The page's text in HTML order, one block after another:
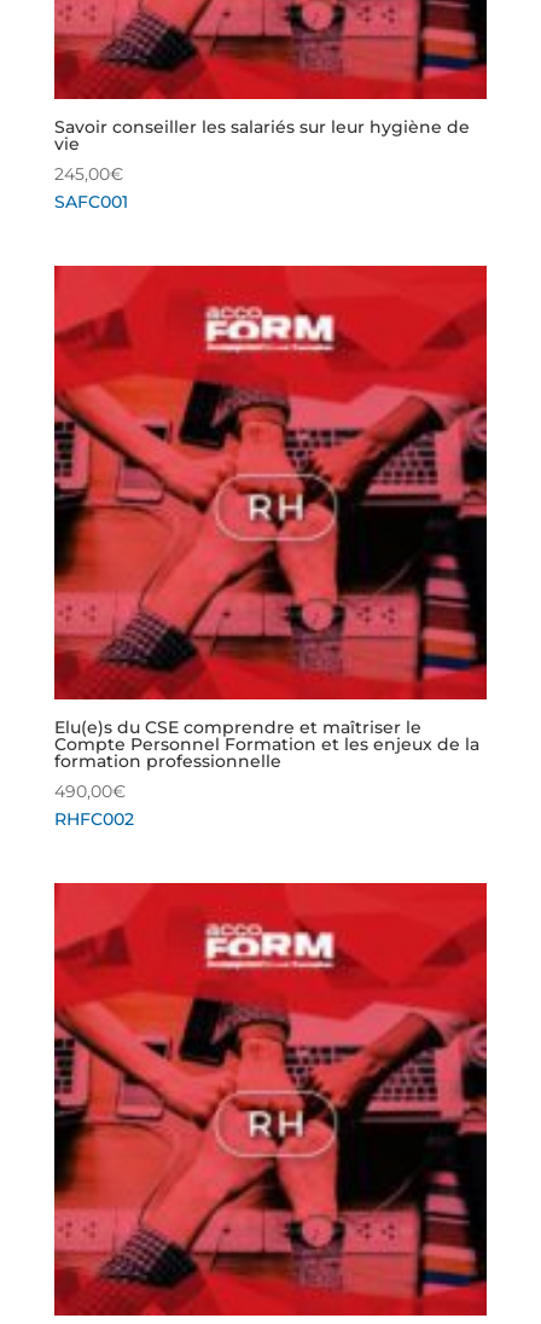
Savoir conseiller les salariés sur leur hygiène de
vie
245,00€
SAFC001
Elu(e)s du CSE comprendre et maîtriser le
Compte Personnel Formation et les enjeux de la
formation professionnelle
490,00€
RHFC002